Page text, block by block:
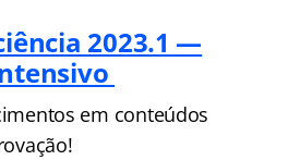
2023.1 —
em conteúdos